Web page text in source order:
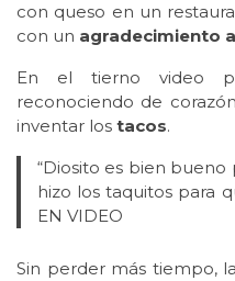
con queso en un
con un agradecimiento a
En el tierno video
reconociendo de
inventar los tacos.
“Diosito es bien
hizo los taquitos para
EN VIDEO
Sin perder más tiempo,